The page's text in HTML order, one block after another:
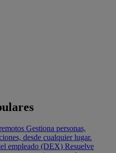
Gestiona personas,
desde cualquier lugar.
empleado (DEX) Resuelve